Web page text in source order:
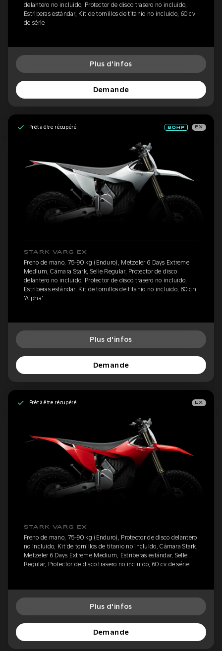
delantero no incluido, Protector de disco trasero no incluido,
Estriberas estándar, Kit de tornillos de titanio no incluido, 60 cv
de série
Plus d'infos
Demande
Prêt à être récupéré EX
STARK VARG EX
Freno de mano, 75-90 kg (Enduro), Metzeler 6 Days Extreme
Medium, Cámara Stark, Selle Regular, Protector de disco
delantero no incluido, Protector de disco trasero no incluido,
Estriberas estándar, Kit de tornillos de titanio no incluido, 80 ch
'Alpha'
Plus d'infos
Demande
Prêt à être récupéré EX
STARK VARG EX
Freno de mano, 75-90 kg (Enduro), Protector de disco delantero
no incluido, Kit de tornillos de titanio no incluido, Cámara Stark,
Metzeler 6 Days Extreme Medium, Estriberas estándar, Selle
Regular, Protector de disco trasero no incluido, 60 cv de série
Plus d'infos
Demande